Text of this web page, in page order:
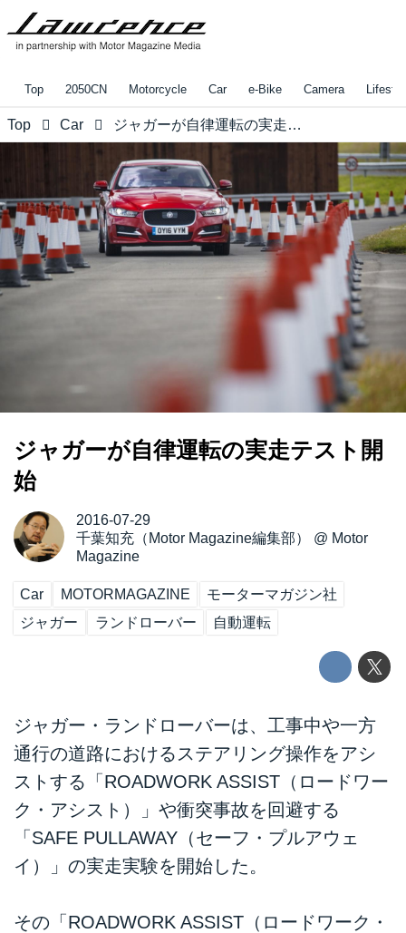
Top 2050CN Motorcycle Car e-Bike Camera
Top Car ジャガーが自律運転の実走テスト開始
ジャガーが自律運転の実走テスト開
始
2016-07-29
千葉知充（Motor Magazine編集部）
@ Motor
Magazine
Car MOTORMAGAZINE
モーターマガジン社
ジャガー
ランドローバー 自動運転
ジャガー・ランドローバーは、工事中や一方
通行の道路におけるステアリング操作をアシ
ストする「ROADWORK ASSIST（ロードワー
ク・アシスト）」や衝突事故を回避する
「SAFE PULLAWAY（セーフ・プルアウェ
イ）」の実走実験を開始した。
その「ROADWORK ASSIST（ロードワーク・